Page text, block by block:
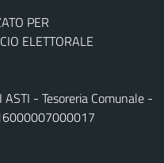
PER
ELETTORALE
- Tesoreria Comunale -